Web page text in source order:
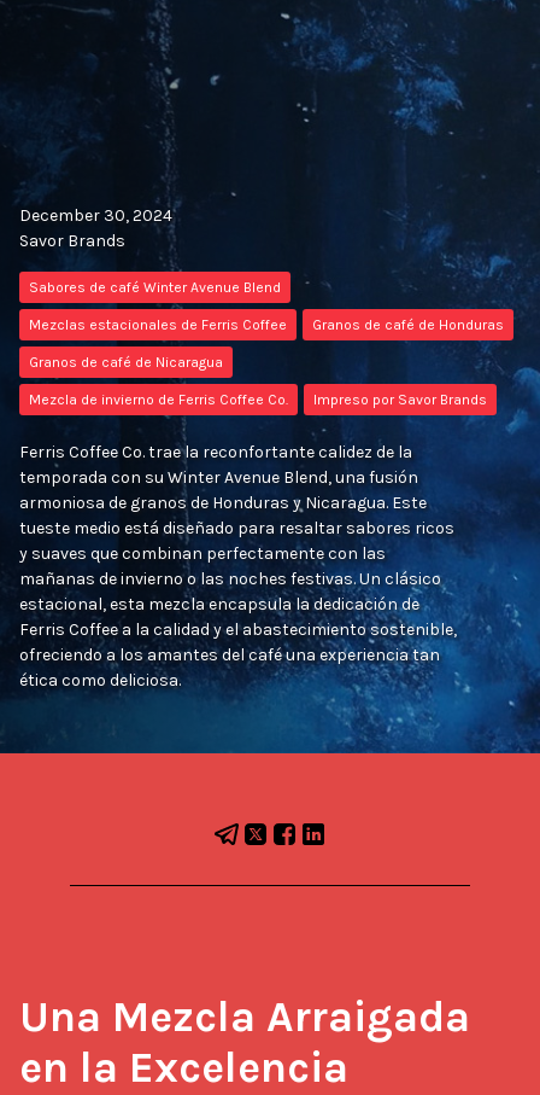
December 30, 2024
Savor Brands
Sabores de café Winter Avenue Blend
Mezclas estacionales de Ferris Coffee Granos de café de Honduras
Granos de café de Nicaragua
Mezcla de invierno de Ferris Coffee Co. Impreso por Savor Brands
Ferris Coffee Co. trae la reconfortante calidez de la
temporada con su Winter Avenue Blend, una fusión
armoniosa de granos de Honduras y Nicaragua. Este
tueste medio está diseñado para resaltar sabores ricos
y suaves que combinan perfectamente con las
mañanas de invierno o las noches festivas. Un clásico
estacional, esta mezcla encapsula la dedicación de
Ferris Coffee a la calidad y el abastecimiento sostenible,
ofreciendo a los amantes del café una experiencia tan
ética como deliciosa.
Una Mezcla Arraigada
en la Excelencia